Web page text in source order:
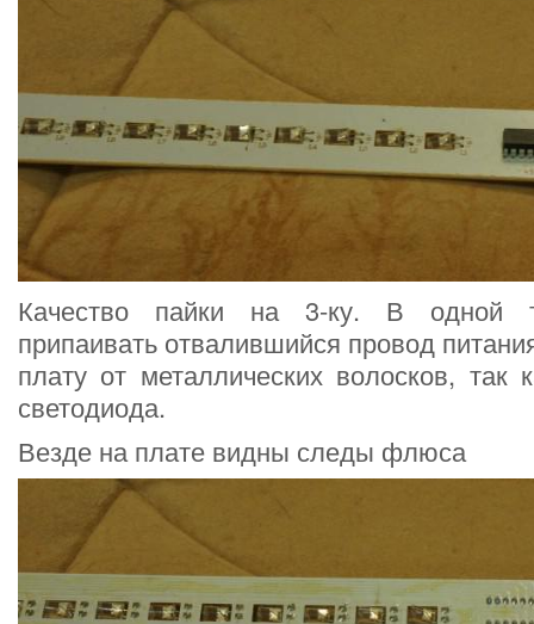
Качество пайки на 3-ку. В одной
припаивать отвалившийся провод
плату от металлических волосков, так
светодиода.
Везде на плате видны следы флюса